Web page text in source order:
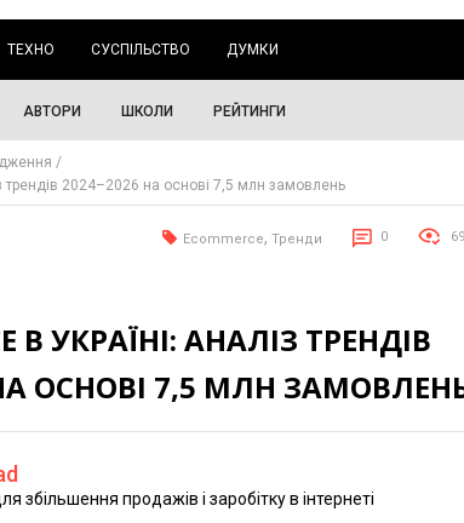
ТЕХНО СУСПІЛЬСТВО ДУМКИ
АВТОРИ ШКОЛИ РЕЙТИНГИ
трендів 2024–2026 на основі 7,5 млн замовлень
Ecommerce, Тренди 0
В УКРАЇНІ: АНАЛІЗ ТРЕНДІВ
ОСНОВІ 7,5 МЛН
збільшення продажів і заробітку в інтернеті